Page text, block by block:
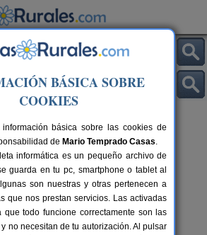
en Camarles
BÁSICA SOBRE
COOKIES
básica sobre las cookies de
de Mario Temprado Casas.
informática es un pequeño archivo de
guarda en tu pc, smartphone o tablet al
son nuestras y otras pertenecen a
que nos prestan servicios. Las activadas
que todo funcione correctamente son las
no necesitan de tu autorización. Al pulsar